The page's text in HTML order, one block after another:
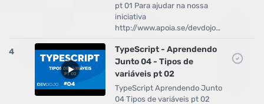
pt 01 Para ajudar na nossa
iniciativa
http://www.apoia.se/devdojo…
4
TypeScript - Aprendendo
Junto 04 - Tipos de
variáveis pt 02
TypeScript Aprendendo Junto
04 Tipos de variáveis pt 02